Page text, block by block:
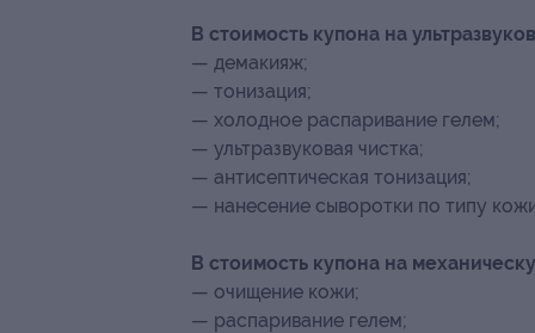
В стоимость купона на
— демакияж;
— тонизация;
— холодное распаривание гелем;
— ультразвуковая чистка;
— антисептическая тонизация;
— нанесение сыворотки по типу
В стоимость купона на
— очищение кожи;
— распаривание гелем;